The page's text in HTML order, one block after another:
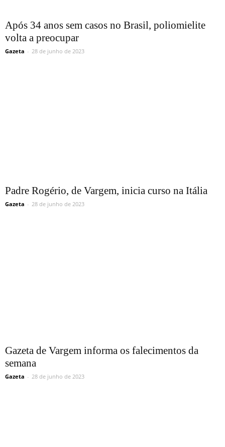
Após 34 anos sem casos no Brasil, poliomielite
volta a preocupar
Gazeta - 28 de junho de 2023
Padre Rogério, de Vargem, inicia curso na Itália
Gazeta - 28 de junho de 2023
Gazeta de Vargem informa os falecimentos da
semana
Gazeta - 28 de junho de 2023